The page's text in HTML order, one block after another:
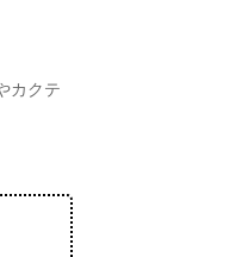
カクテ